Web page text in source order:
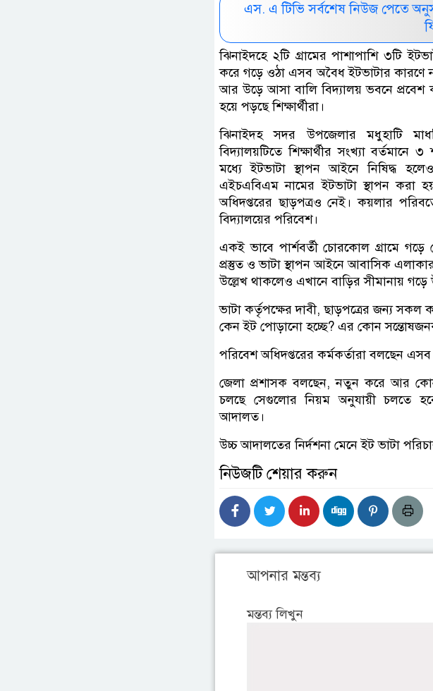
এস. এ টিভি সর্বশেষ নিউজ পেতে
ঝিনাইদহে ২টি গ্রামের পাশাপাশি ৩টি
করে গড়ে ওঠা এসব অবৈধ ইটভাটার কারণে
আর উড়ে আসা বালি বিদ্যালয় ভবনে প্রবেশ
হয়ে পড়ছে শিক্ষার্থীরা।
ঝিনাইদহ সদর উপজেলার মধুহাটি
বিদ্যালয়টিতে শিক্ষার্থীর সংখ্যা বর্তমানে
মধ্যে ইটভাটা স্থাপন আইনে নিষিদ্ধ
এইচএবিএম নামের ইটভাটা স্থাপন
অধিদপ্তরের ছাড়পত্রও নেই। কয়লার
বিদ্যালয়ের পরিবেশ।
একই ভাবে পার্শবর্তী চোরকোল গ্রামে গড়ে
প্রস্তুত ও ভাটা স্থাপন আইনে আবাসিক
উল্লেখ থাকলেও এখানে বাড়ির সীমানায় গড়ে
ভাটা কর্তৃপক্ষের দাবী, ছাড়পত্রের জন্য
কেন ইট পোড়ানো হচ্ছে? এর কোন
পরিবেশ অধিদপ্তরের কর্মকর্তারা বলছেন এসব
জেলা প্রশাসক বলছেন, নতুন করে আর
চলছে সেগুলোর নিয়ম অনুযায়ী চলতে
আদালত।
উচ্চ আদালতের নির্দশনা মেনে ইট ভাটা
নিউজটি শেয়ার করুন
আপনার মন্তব্য
মন্তব্য লিখুন